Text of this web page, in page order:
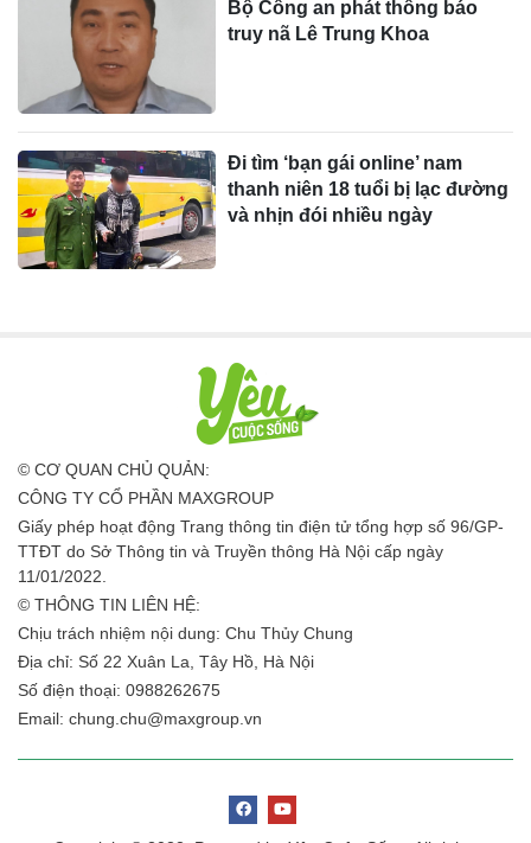
Bộ Công an phát thông báo
truy nã Lê Trung Khoa
Đi tìm ‘bạn gái online’ nam
thanh niên 18 tuổi bị lạc đường
và nhịn đói nhiều ngày
© CƠ QUAN CHỦ QUẢN:
CÔNG TY CỔ PHẦN MAXGROUP
Giấy phép hoạt động Trang thông tin điện tử tổng hợp số 96/GP-
TTĐT do Sở Thông tin và Truyền thông Hà Nội cấp ngày
11/01/2022.
© THÔNG TIN LIÊN HỆ:
Chịu trách nhiệm nội dung: Chu Thủy Chung
Địa chỉ: Số 22 Xuân La, Tây Hồ, Hà Nội
Số điện thoại: 0988262675
Email: chung.chu@maxgroup.vn